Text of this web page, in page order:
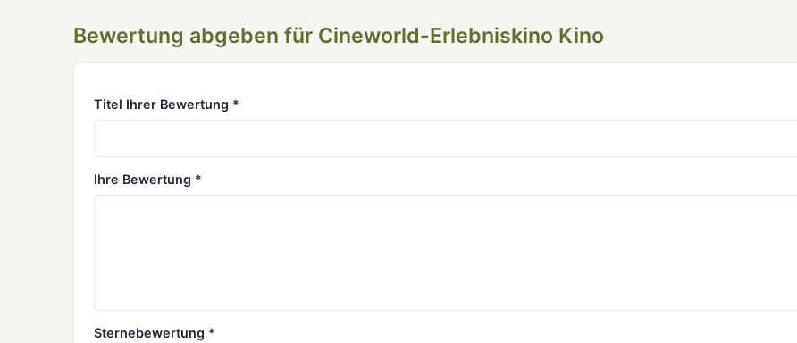
Bewertung abgeben für Cineworld-Erlebniskino Kino
Titel Ihrer Bewertung *
Ihre Bewertung *
Sternebewertung *